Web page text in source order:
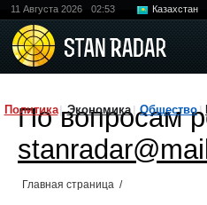
11 Августа 2026 02:53 Казахстан
Политика Экономика Общество
По вопросам
Главная страница /